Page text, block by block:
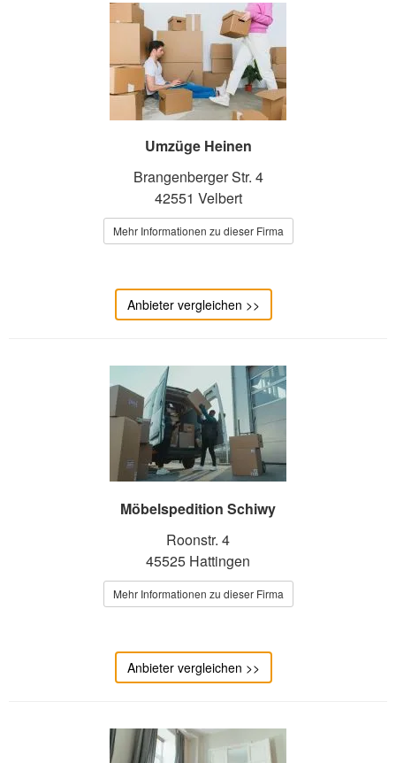
Umzüge Heinen
Brangenberger Str. 4
42551 Velbert
Mehr Informationen zu dieser Firma
Anbieter vergleichen >>
Möbelspedition Schiwy
Roonstr. 4
45525 Hattingen
Mehr Informationen zu dieser Firma
Anbieter vergleichen >>